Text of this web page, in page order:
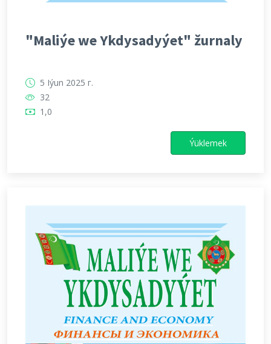
"Maliýe we Ykdysadyýet" žurnaly
5 Iýun 2025 г.
32
1,0
Ýüklemek